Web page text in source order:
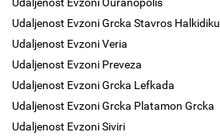
Udaljenost Evzoni Grcka Stavros Halkidiku
Udaljenost Evzoni Veria
Udaljenost Evzoni Preveza
Udaljenost Evzoni Grcka Lefkada
Udaljenost Evzoni Grcka Platamon Grcka
Udaljenost Evzoni Siviri